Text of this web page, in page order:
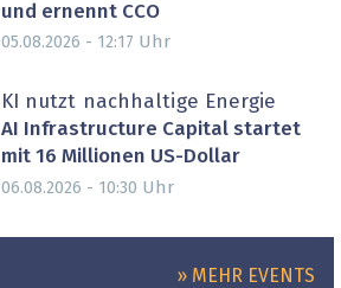
und ernennt CCO
05.08.2026 - 12:17 Uhr
KI nutzt nachhaltige Energie
AI Infrastructure Capital startet
mit 16 Millionen US-Dollar
06.08.2026 - 10:30 Uhr
» MEHR EVENTS